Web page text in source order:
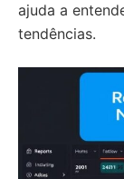
ajuda a
tendências.